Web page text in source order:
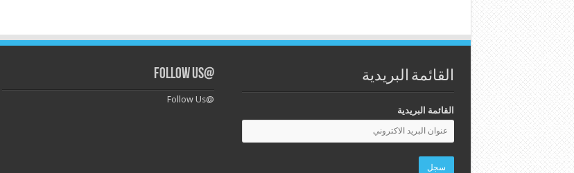
القائمة البريدية
القائمة البريدية
@Follow Us
@Follow Us